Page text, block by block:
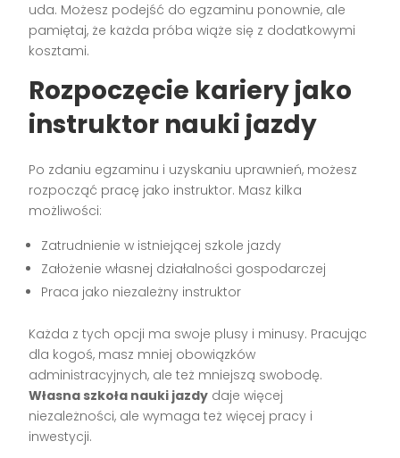
uda. Możesz podejść do egzaminu ponownie, ale
pamiętaj, że każda próba wiąże się z dodatkowymi
kosztami.
Rozpoczęcie kariery jako
instruktor nauki jazdy
Po zdaniu egzaminu i uzyskaniu uprawnień, możesz
rozpocząć pracę jako instruktor. Masz kilka
możliwości:
Zatrudnienie w istniejącej szkole jazdy
Założenie własnej działalności gospodarczej
Praca jako niezależny instruktor
Każda z tych opcji ma swoje plusy i minusy. Pracując
dla kogoś, masz mniej obowiązków
administracyjnych, ale też mniejszą swobodę.
Własna szkoła nauki jazdy daje więcej
niezależności, ale wymaga też więcej pracy i
inwestycji.